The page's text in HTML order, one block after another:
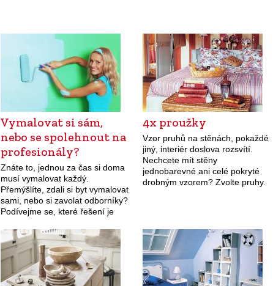
Vymalovat si sám,
nebo se spolehnout na
profesionály?
Znáte to, jednou za čas si doma
musí vymalovat každý.
Přemýšlíte, zdali si byt vymalovat
sami, nebo si zavolat odborníky?
Podívejme se, které řešení je
informace a pomůcky Veškeré
kalkulace provedeme…
4x proužky
Vzor pruhů na stěnách, pokaždé
jiný, interiér doslova rozsvítí.
Nechcete mít stěny
jednobarevné ani celé pokryté
drobným vzorem? Zvolte pruhy.